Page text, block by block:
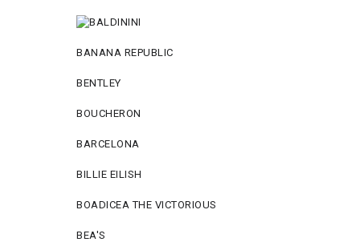
BANANA REPUBLIC
BENTLEY
BOUCHERON
BARCELONA
BILLIE EILISH
BOADICEA THE VICTORIOUS
BEA'S